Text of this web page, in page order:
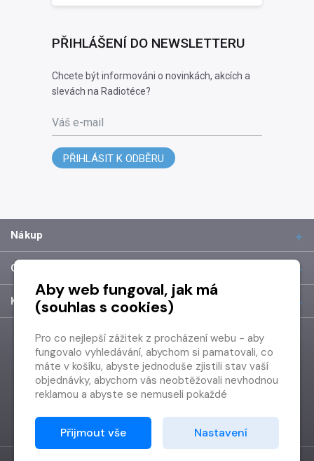
PŘIHLÁŠENÍ DO NEWSLETTERU
Chcete být informováni o novinkách, akcích a
slevách na Radiotéce?
Váš e-mail
PŘIHLÁSIT K ODBĚRU
Nákup
O společnosti
Kontakt
Aby web fungoval, jak má
(souhlas s cookies)
Pro co nejlepší zážitek z procházení webu - aby
fungovalo vyhledávání, abychom si pamatovali, co
máte v košíku, abyste jednoduše zjistili stav vaší
objednávky, abychom vás neobtěžovali nevhodnou
reklamou a abyste se nemuseli pokaždé
Proto od vás potřebujeme souhlas se
zpracováním souborů cookies
Přijmout vše Nastavení